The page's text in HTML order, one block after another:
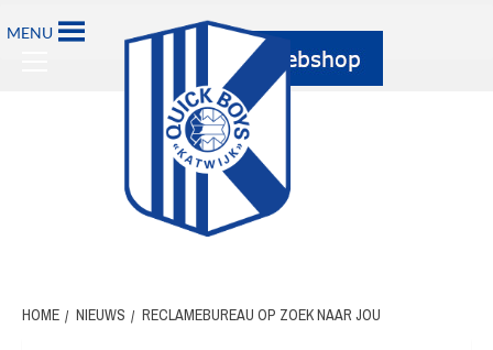
naar
MENU
Primary
HOME NIEUWS RECLAMEBUREAU OP ZOEK NAAR JOU